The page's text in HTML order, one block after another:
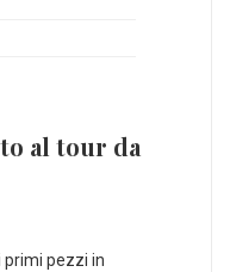
al tour da
primi pezzi in